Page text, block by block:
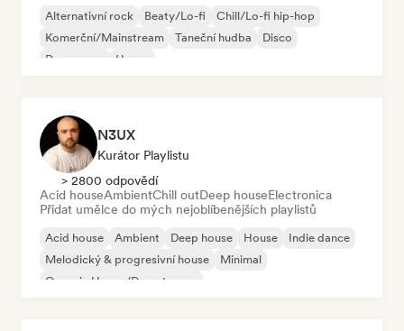
Alternativní rock Beaty/Lo-fi
Chill/Lo-fi hip-hop
Komerční/Mainstream
Taneční hudba
Disco
Dream pop
House
N3UX
Kurátor Playlistu
> 2800 odpovědí
Acid houseAmbientChill outDeep houseElectronica
Přidat umělce do mých nejoblíbenějších playlistů
Acid house Ambient Deep house House
Indie dance
Melodický & progresivní house
Minimal
Organic House/Downtempo